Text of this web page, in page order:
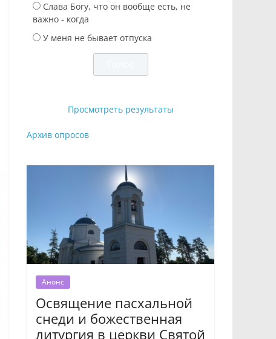
Слава Богу, что он вообще есть, не
важно - когда
У меня не бывает отпуска
Просмотреть результаты
Архив опросов
Анонс
Освящение пасхальной
снеди и божественная
литургия в церкви Святой